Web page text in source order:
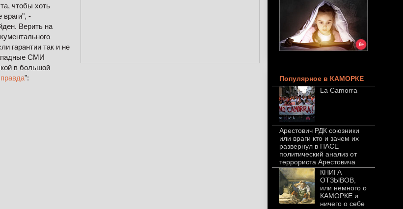
чтобы хоть
враги", -
Верить на
гарантии так и не
СМИ
в большой
":
Популярное в КАМОРКЕ
La Camorra
Арестович РДК союзники
или враги кто и зачем их
развернул в ПАСЕ
политический анализ от
террориста Арестовича
КНИГА
ОТЗЫВОВ,
или немного о
КАМОРКЕ и
ничего о себе